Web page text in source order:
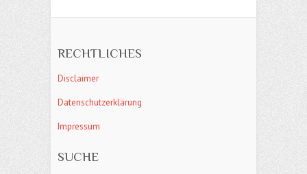
RECHTLICHES
Disclaimer
Datenschutzerklärung
Impressum
SUCHE